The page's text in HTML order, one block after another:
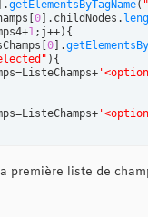
.getElementsByTagName(
0 .childNodes.
1;j++) {
0 .
) {
première liste de